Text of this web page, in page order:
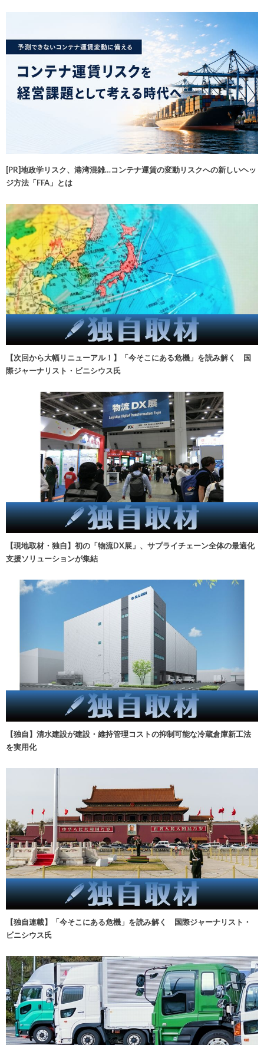
[PR]地政学リスク、港湾混雑…コンテナ運賃の変動リスクへの新しいヘッ
ジ方法「FFA」とは
【次回から大幅リニューアル！】「今そこにある危機」を読み解く 国
際ジャーナリスト・ビニシウス氏
【現地取材・独自】初の「物流DX展」、サプライチェーン全体の最適化
支援ソリューションが集結
【独自】清水建設が建設・維持管理コストの抑制可能な冷蔵倉庫新工法
を実用化
【独自連載】「今そこにある危機」を読み解く 国際ジャーナリスト・
ビニシウス氏